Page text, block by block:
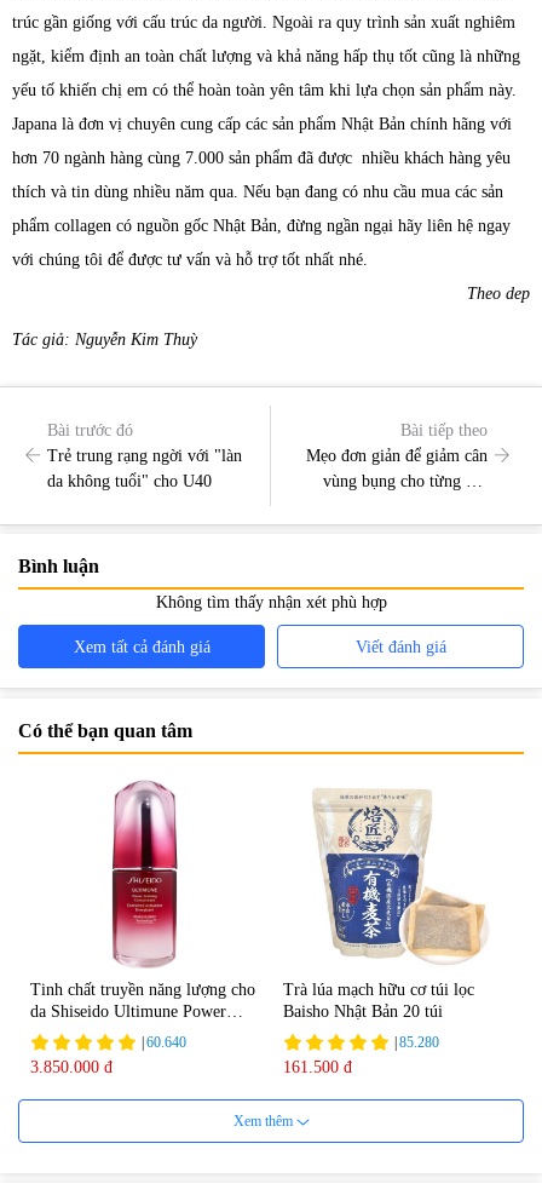
trúc gần giống với cấu trúc da người. Ngoài ra quy trình sản xuất nghiêm
ngặt, kiểm định an toàn chất lượng và khả năng hấp thụ tốt cũng là những
yếu tố khiến chị em có thể hoàn toàn yên tâm khi lựa chọn sản phẩm này.
Japana là đơn vị chuyên cung cấp các sản phẩm Nhật Bản chính hãng với
hơn 70 ngành hàng cùng 7.000 sản phẩm đã được nhiều khách hàng yêu
thích và tin dùng nhiều năm qua. Nếu bạn đang có nhu cầu mua các sản
phẩm collagen có nguồn gốc Nhật Bản, đừng ngần ngại hãy liên hệ ngay
với chúng tôi để được tư vấn và hỗ trợ tốt nhất nhé.
Theo dep
Tác giả: Nguyễn Kim Thuỳ
Bài trước đó
Trẻ trung rạng ngời với "làn
da không tuổi" cho U40
Bài tiếp theo
Mẹo đơn giản để giảm cân
vùng bụng cho từng đối
Bình luận
Không tìm thấy nhận xét phù hợp
Xem tất cả đánh giá Viết đánh giá
Có thể bạn quan tâm
Tinh chất truyền năng lượng cho
da Shiseido Ultimune Power
75ml
60.640
3.850.000 đ
Trà lúa mạch hữu cơ túi lọc
Baisho Nhật Bản 20 túi
85.280
161.500 đ
Xem thêm